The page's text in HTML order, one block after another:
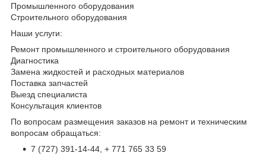
Промышленного оборудования
Строительного оборудования
Наши услуги:
Ремонт промышленного и строительного оборудования
Диагностика
Замена жидкостей и расходных материалов
Поставка запчастей
Выезд специалиста
Консультация клиентов
По вопросам размещения заказов на ремонт и техническим
вопросам обращаться:
7 (727) 391-14-44, + 771 765 33 59